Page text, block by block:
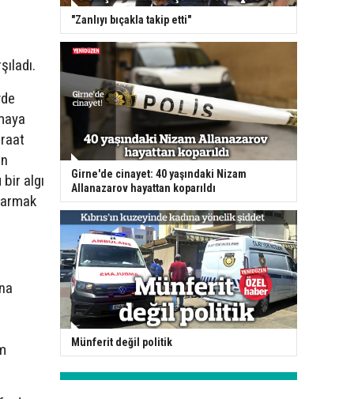
algı
"Zanlıyı bıçakla takip etti"
Girne'de cinayet: 40 yaşındaki Nizam
Allanazarov hayattan koparıldı
Münferit değil politik